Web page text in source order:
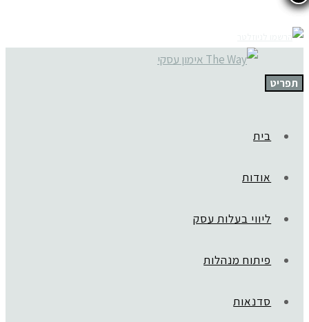
תפריט
בית
אודות
ליווי בעלות עסק
פיתוח מנהלות
סדנאות